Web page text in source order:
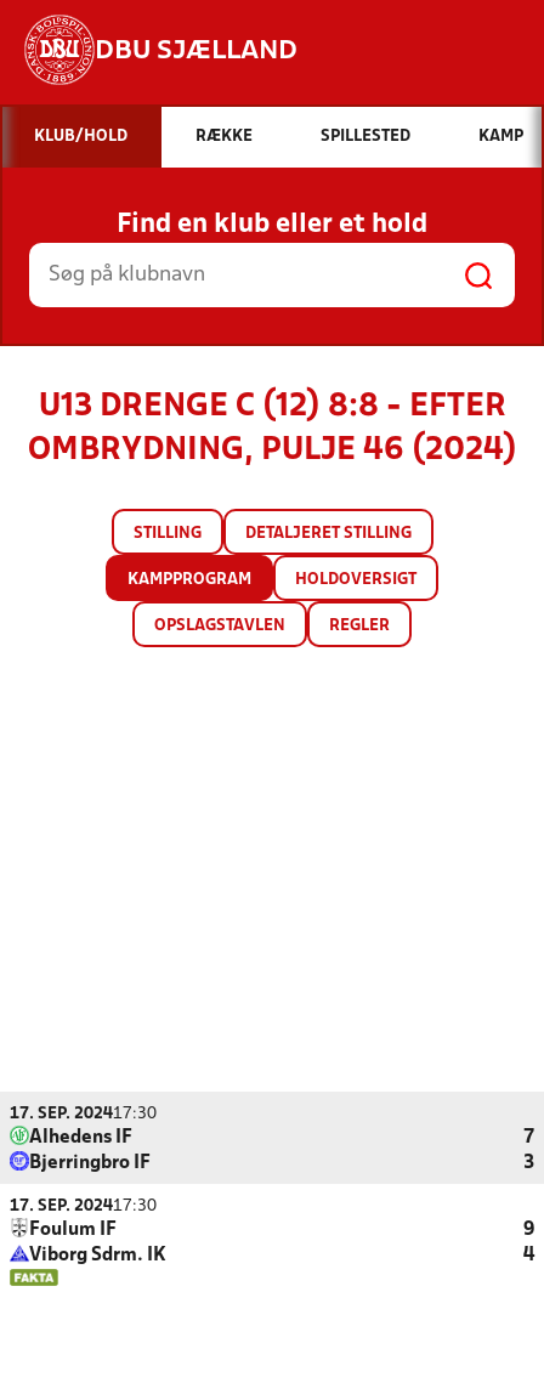
DBU SJÆLLAND
Hvad vil du søge efter?
INDHOLD OG NYHEDER
STILLINGER, RESULTATER, KLUBBER OG
HOLD
KLUB/HOLD RÆKKE SPILLESTED KAMP
Find en klub eller et hold
U13 DRENGE C (12) 8:8 - EFTER
OMBRYDNING, PULJE 46 (2024)
STILLING DETALJERET STILLING
KAMPPROGRAM HOLDOVERSIGT
OPSLAGSTAVLEN REGLER
17. SEP. 202417:30
Alhedens IF
7
Bjerringbro IF
3
17. SEP. 202417:30
Foulum IF
9
Viborg Sdrm. IK
4